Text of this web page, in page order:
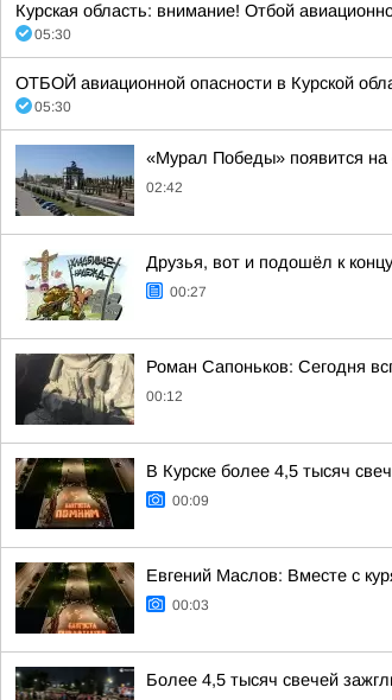
Курская область: внимание! Отбой
05:30
ОТБОЙ авиационной опасности в Курской
05:30
«Мурал Победы» появится на
02:42
Друзья, вот и подошёл к
00:27
Роман Сапоньков: Сегодня
00:12
В Курске более 4,5 тысяч
00:09
Евгений Маслов: Вместе с
00:03
Более 4,5 тысяч свечей